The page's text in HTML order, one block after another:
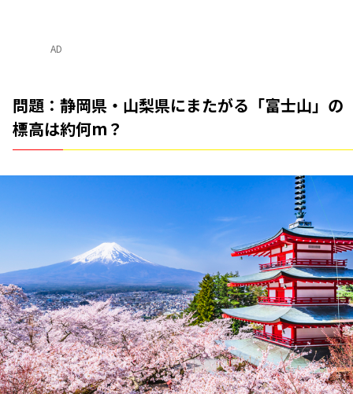
AD
問題：静岡県・山梨県にまたがる「富士山」の
標高は約何m？